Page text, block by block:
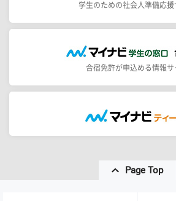
学生のための社会人準備応援
合宿免許が申込める情報サ
Page Top